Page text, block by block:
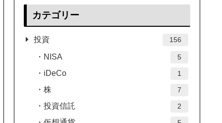
カテゴリー
投資 156
NISA 5
iDeCo 1
株 7
投資信託 2